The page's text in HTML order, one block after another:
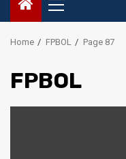
Primary
Menu
Home FPBOL Page 87
FPBOL